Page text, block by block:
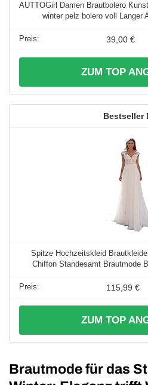
AUTTOGirl Damen Brautbolero
winter pelz bolero voll Langer
39,00 €
ZUM TOP
Spitze Hochzeitskleid
Chiffon Standesamt Brautmode
115,99 €
ZUM TOP
Brautmode für das